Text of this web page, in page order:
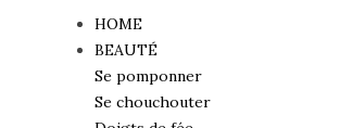
HOME
BEAUTÉ
Se pomponner
Se chouchouter